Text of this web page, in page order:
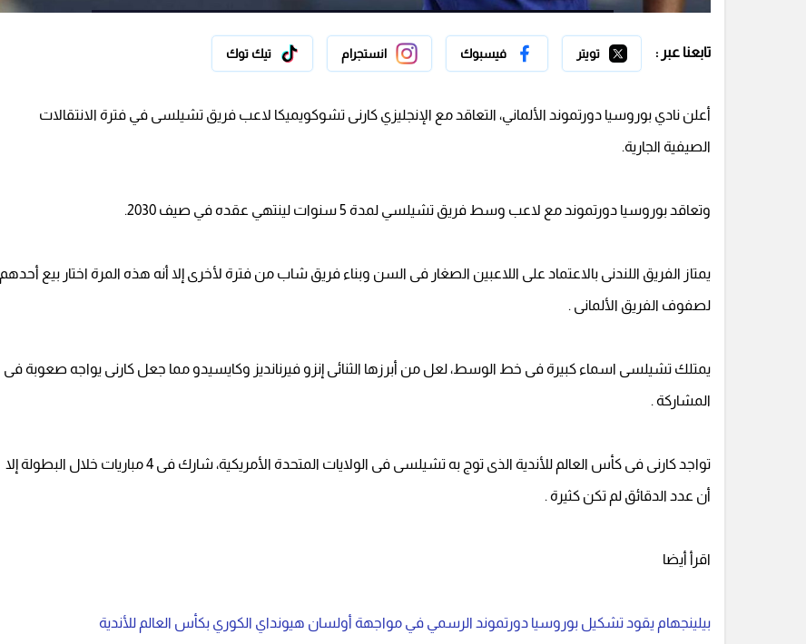
تابعنا عبر : تويتر فيسبوك انستجرام تيك توك
أعلن نادي بوروسيا دورتموند الألماني، التعاقد مع الإنجليزي كارنى تشوكويميكا لاعب فريق تشيلسى في فترة الانتقالات
الصيفية الجارية.
وتعاقد بوروسيا دورتموند مع لاعب وسط فريق تشيلسي لمدة 5 سنوات لينتهي عقده في صيف 2030.
يمتاز الفريق اللندنى بالاعتماد على اللاعبين الصغار فى السن وبناء فريق شاب من فترة لأخرى إلا أنه هذه المرة اختار بيع أحدهم
لصفوف الفريق الألمانى .
يمتلك تشيلسى اسماء كبيرة فى خط الوسط، لعل من أبرزها الثنائى إنزو فيرنانديز وكايسيدو مما جعل كارنى يواجه صعوبة فى
المشاركة .
تواجد كارنى فى كأس العالم للأندية الذى توج به تشيلسى فى الولايات المتحدة الأمريكية، شارك فى 4 مباريات خلال البطولة إلا
أن عدد الدقائق لم تكن كثيرة .
اقرأ أيضا
بيلينجهام يقود تشكيل بوروسيا دورتموند الرسمي في مواجهة أولسان هيونداي الكوري بكأس العالم للأندية